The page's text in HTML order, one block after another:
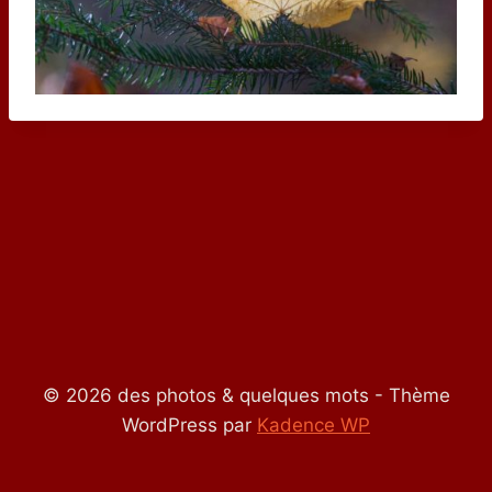
© 2026 des photos & quelques mots - Thème
WordPress par Kadence WP